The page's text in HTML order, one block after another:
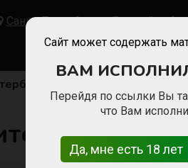
Санкт-Петербург Личный
СЕЗОН
Сайт может содержать
ВАМ
Перейдя по ссылки Вы
что Вам
Да, мне есть 18 лет